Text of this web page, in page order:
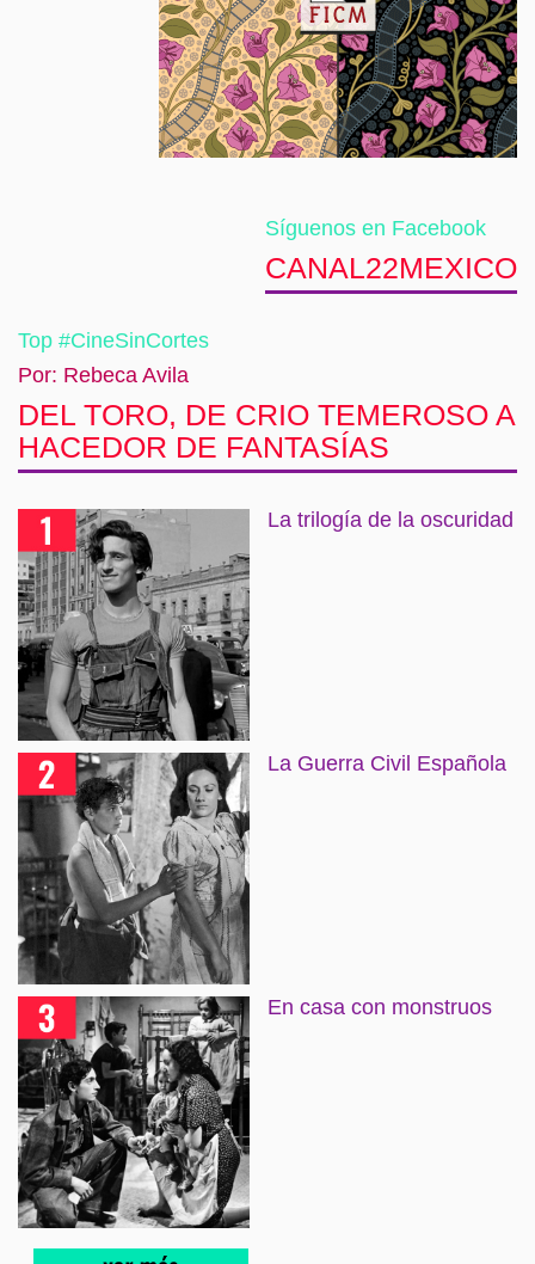
Síguenos en Facebook
CANAL22MEXICO
Top #CineSinCortes
Por: Rebeca Avila
DEL TORO, DE CRIO TEMEROSO A
HACEDOR DE FANTASÍAS
La trilogía de la oscuridad
La Guerra Civil Española
En casa con monstruos